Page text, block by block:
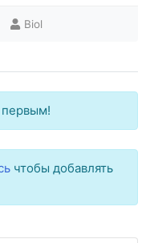
Biol
чтобы добавлять